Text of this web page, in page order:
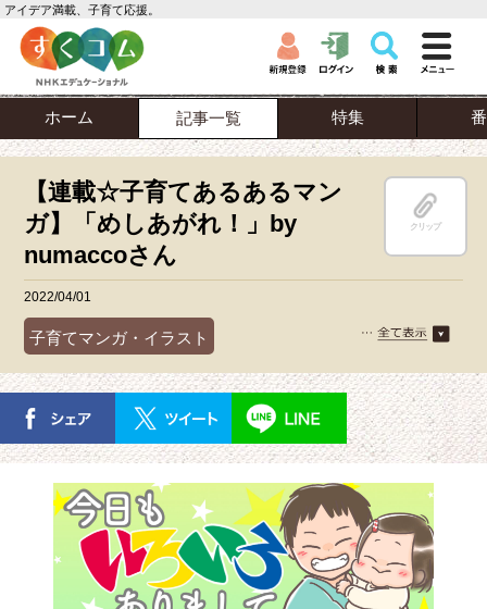
アイデア満載、子育て応援。
ホーム 記事一覧 特集
【連載☆子育てあるあるマン
ガ】「めしあがれ！」by
numaccoさん
クリップ
2022/04/01
子育てマンガ・イラスト